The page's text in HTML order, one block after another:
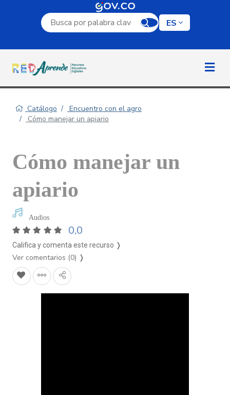
Campo de búsqueda por palabra clave
ES
Catálogo
Encuentro con el agro
Cómo manejar un apiario
Cómo manejar un
apiario
Audios
0,0
Califica y comenta este recurso ❭
Ver comentarios (0) ❭